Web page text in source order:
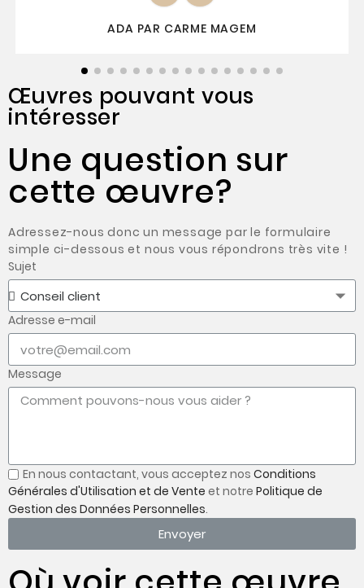
ADA PAR CARME MAGEM
Œuvres pouvant vous
intéresser
Une question sur
cette œuvre?
Adressez-nous donc un message par le formulaire
simple ci-dessous et nous vous répondrons très vite !
Sujet
Adresse e-mail
Message
En nous contactant, vous acceptez nos Conditions
Générales d'Utilisation et de Vente et notre Politique de
Gestion des Données Personnelles.
Envoyer